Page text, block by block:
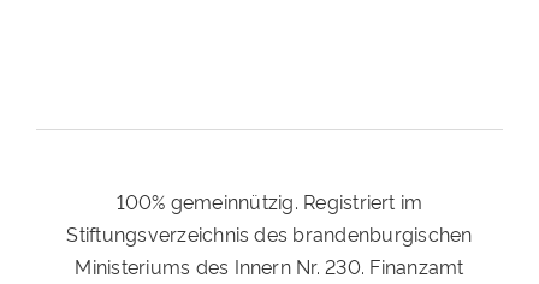
100% gemeinnützig. Registriert im
Stiftungsverzeichnis des brandenburgischen
Ministeriums des Innern Nr. 230. Finanzamt